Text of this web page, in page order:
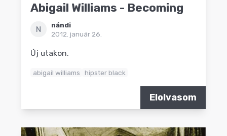
Abigail Williams - Becoming
N
nándi
2012. január 26.
Új utakon.
abigail williams hipster black
Elolvasom